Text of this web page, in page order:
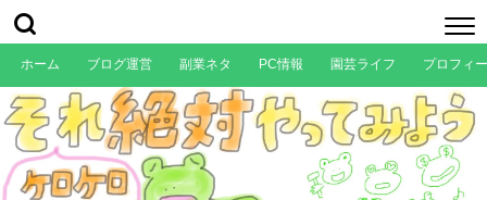
ホーム ブログ運営 副業ネタ PC情報 園芸ライフ プロフィ